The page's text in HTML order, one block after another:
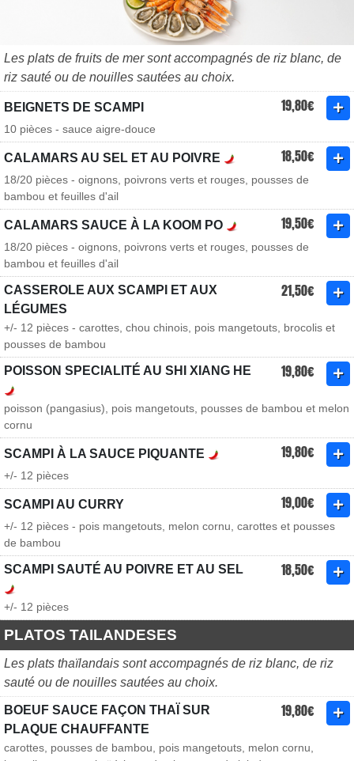
Les plats de fruits de mer sont accompagnés de riz blanc, de
riz sauté ou de nouilles sautées au choix.
BEIGNETS DE SCAMPI 19,80€
10 pièces - sauce aigre-douce
CALAMARS AU SEL ET AU POIVRE 18,50€
18/20 pièces - oignons, poivrons verts et rouges, pousses de
bambou et feuilles d'ail
CALAMARS SAUCE À LA KOOM PO 19,50€
18/20 pièces - oignons, poivrons verts et rouges, pousses de
bambou et feuilles d'ail
CASSEROLE AUX SCAMPI ET AUX
LÉGUMES
21,50€
+/- 12 pièces - carottes, chou chinois, pois mangetouts, brocolis et
pousses de bambou
POISSON SPECIALITÉ AU SHI XIANG HE 19,80€
poisson (pangasius), pois mangetouts, pousses de bambou et melon
cornu
SCAMPI À LA SAUCE PIQUANTE 19,80€
+/- 12 pièces
SCAMPI AU CURRY 19,00€
+/- 12 pièces - pois mangetouts, melon cornu, carottes et pousses
de bambou
SCAMPI SAUTÉ AU POIVRE ET AU SEL 18,50€
+/- 12 pièces
PLATOS TAILANDESES
Les plats thaïlandais sont accompagnés de riz blanc, de riz
sauté ou de nouilles sautées au choix.
BOEUF SAUCE FAÇON THAÏ SUR
PLAQUE CHAUFFANTE
19,80€
carottes, pousses de bambou, pois mangetouts, melon cornu,